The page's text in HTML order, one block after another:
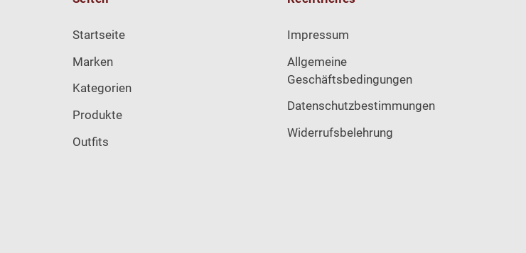
Startseite
Marken
Kategorien
Produkte
Outfits
Impressum
Allgemeine
Geschäftsbedingungen
Datenschutzbestimmungen
Widerrufsbelehrung